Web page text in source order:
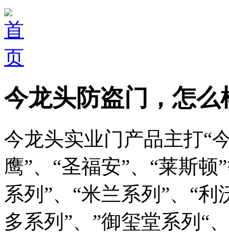
今龙头防盗门，怎么
今龙头实业门产品主打“
鹰”、“圣福安”、“莱斯
系列”、“米兰系列”、“
多系列”、”御玺堂系列“